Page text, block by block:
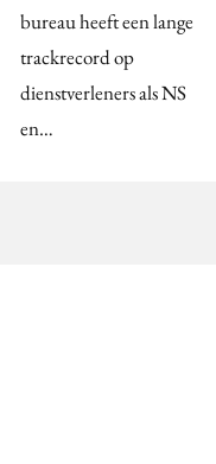
bureau heeft een lange
trackrecord op
dienstverleners als NS
en…